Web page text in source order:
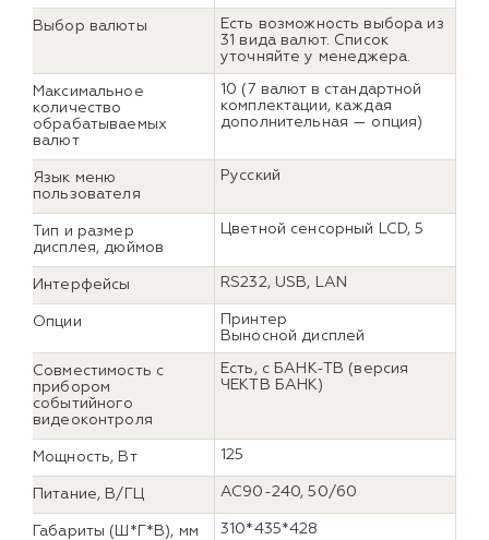
Выбор валюты
Есть возможность выбора из
31 вида валют. Список
уточняйте у менеджера.
Максимальное
количество
обрабатываемых
валют
10 (7 валют в стандартной
комплектации, каждая
дополнительная — опция)
Язык меню
пользователя
Русский
Тип и размер
дисплея, дюймов
Цветной сенсорный LCD, 5
Интерфейсы RS232, USB, LAN
Опции
Принтер
Выносной дисплей
Совместимость с
прибором
событийного
видеоконтроля
Есть, с БАНК-ТВ (версия
ЧЕКТВ БАНК)
Мощность, Вт 125
Питание, В/ГЦ AC90-240, 50/60
Габариты (Ш*Г*В), мм 310*435*428